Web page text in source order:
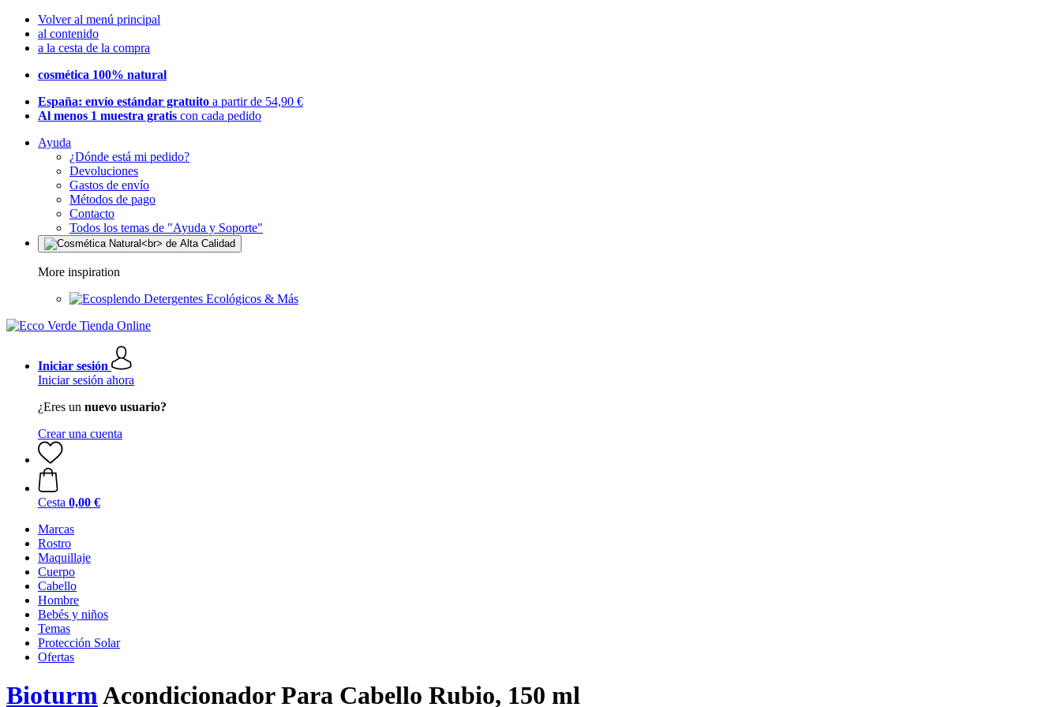
Volver al menú principal
al contenido
a la cesta de la compra
cosmética 100% natural
España: envío estándar gratuito a partir de 54,90 €
Al menos 1 muestra gratis con cada pedido
Ayuda
¿Dónde está mi pedido?
Devoluciones
Gastos de envío
Métodos de pago
Contacto
Todos los temas de "Ayuda y Soporte"
More inspiration
Detergentes Ecológicos & Más
Iniciar sesión
Iniciar sesión ahora
¿Eres un nuevo usuario?
Crear una cuenta
Cesta 0,00 €
Marcas
Rostro
Maquillaje
Cuerpo
Cabello
Hombre
Bebés y niños
Temas
Protección Solar
Ofertas
BioturmAcondicionador Para Cabello Rubio, 150 ml